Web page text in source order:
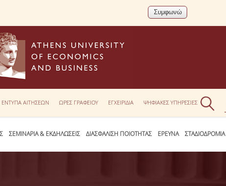
ΕΝΤΥΠΑ ΑΙΤΗΣΕΩΝ ΩΡΕΣ ΓΡΑΦΕΙΟΥ ΕΓΧΕΙΡΙΔΙΑ ΨΗΦΙΑΚΕΣ ΥΠΗΡΕΣΙΕΣ
ΣΕΜΙΝΑΡΙΑ & ΕΚΔΗΛΩΣΕΙΣ ΔΙΑΣΦΑΛΙΣΗ ΠΟΙΟΤΗΤΑΣ ΕΡΕΥΝΑ ΣΤΑΔΙΟΔΡΟΜΙΑ